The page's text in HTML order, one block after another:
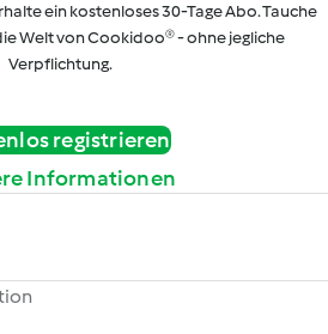
ein kostenloses 30-Tage Abo. Tauche
Welt von Cookidoo® - ohne jegliche
Verpflichtung.
registrieren
Informationen